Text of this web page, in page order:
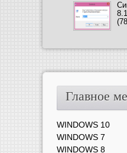
Главное
WINDOWS 10
WINDOWS 7
WINDOWS 8